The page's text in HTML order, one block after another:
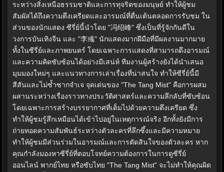
ระหว่างสิ่งเหนือธรรมชาติและการทุจริตของมนุษย์ ทำให้ผู้ชม
สัมผัสได้ถึงความตึงเครียดและอารมณ์ที่ตื่นเต้นตลอดการรับชม ใน
ส่วนของนักแสดง ซีรี่ย์นี้นำโดย "冯绍峰" ซึ่งเป็นที่รู้จักกันดีใน
วงการบันเทิงจีน และ "李彧" นักแสดงมากฝีมือที่มีผลงานมากมาย
ทั้งในซีรี่ย์และภาพยนตร์ โดยเฉพาะการแสดงที่สามารถดึงอารมณ์
และความคิดซับซ้อนได้อย่างมีเสน่ห์ ทีมงานผู้สร้างยังได้นำเสนอ
มุมมองใหม่ๆ และแนวทางการเล่าเรื่องที่น่าสนใจ ทำให้ซีรี่ย์นี้มี
สีสันและไม่ซ้ำซากจำเจ จุดเด่นของ "The Tang Mist" คือการผสม
ผสานระหว่างเรื่องราวทางประวัติศาสตร์และความลึกลับที่ซับซ้อน
โดยเฉพาะการสร้างบรรยากาศที่เต็มไปด้วยความตึงเครียด ซึ่ง
ทำให้ผู้ชมรู้สึกเหมือนได้เข้าไปอยู่ในเหตุการณ์จริง อีกทั้งยังมีการ
ถ่ายทอดความสัมพันธ์ระหว่างตัวละครที่ลึกซึ้งและมีความหมาย
ทำให้ผู้ชมมีส่วนร่วมในอารมณ์และการตัดสินใจของตัวละคร หาก
คุณกำลังมองหาซีรี่ย์ที่ตอบโจทย์ความต้องการในการดูซีรี่ย์
ออนไลน์ พากย์ไทย หรือซับไทย "The Tang Mist" จะไม่ทำให้คุณผิด